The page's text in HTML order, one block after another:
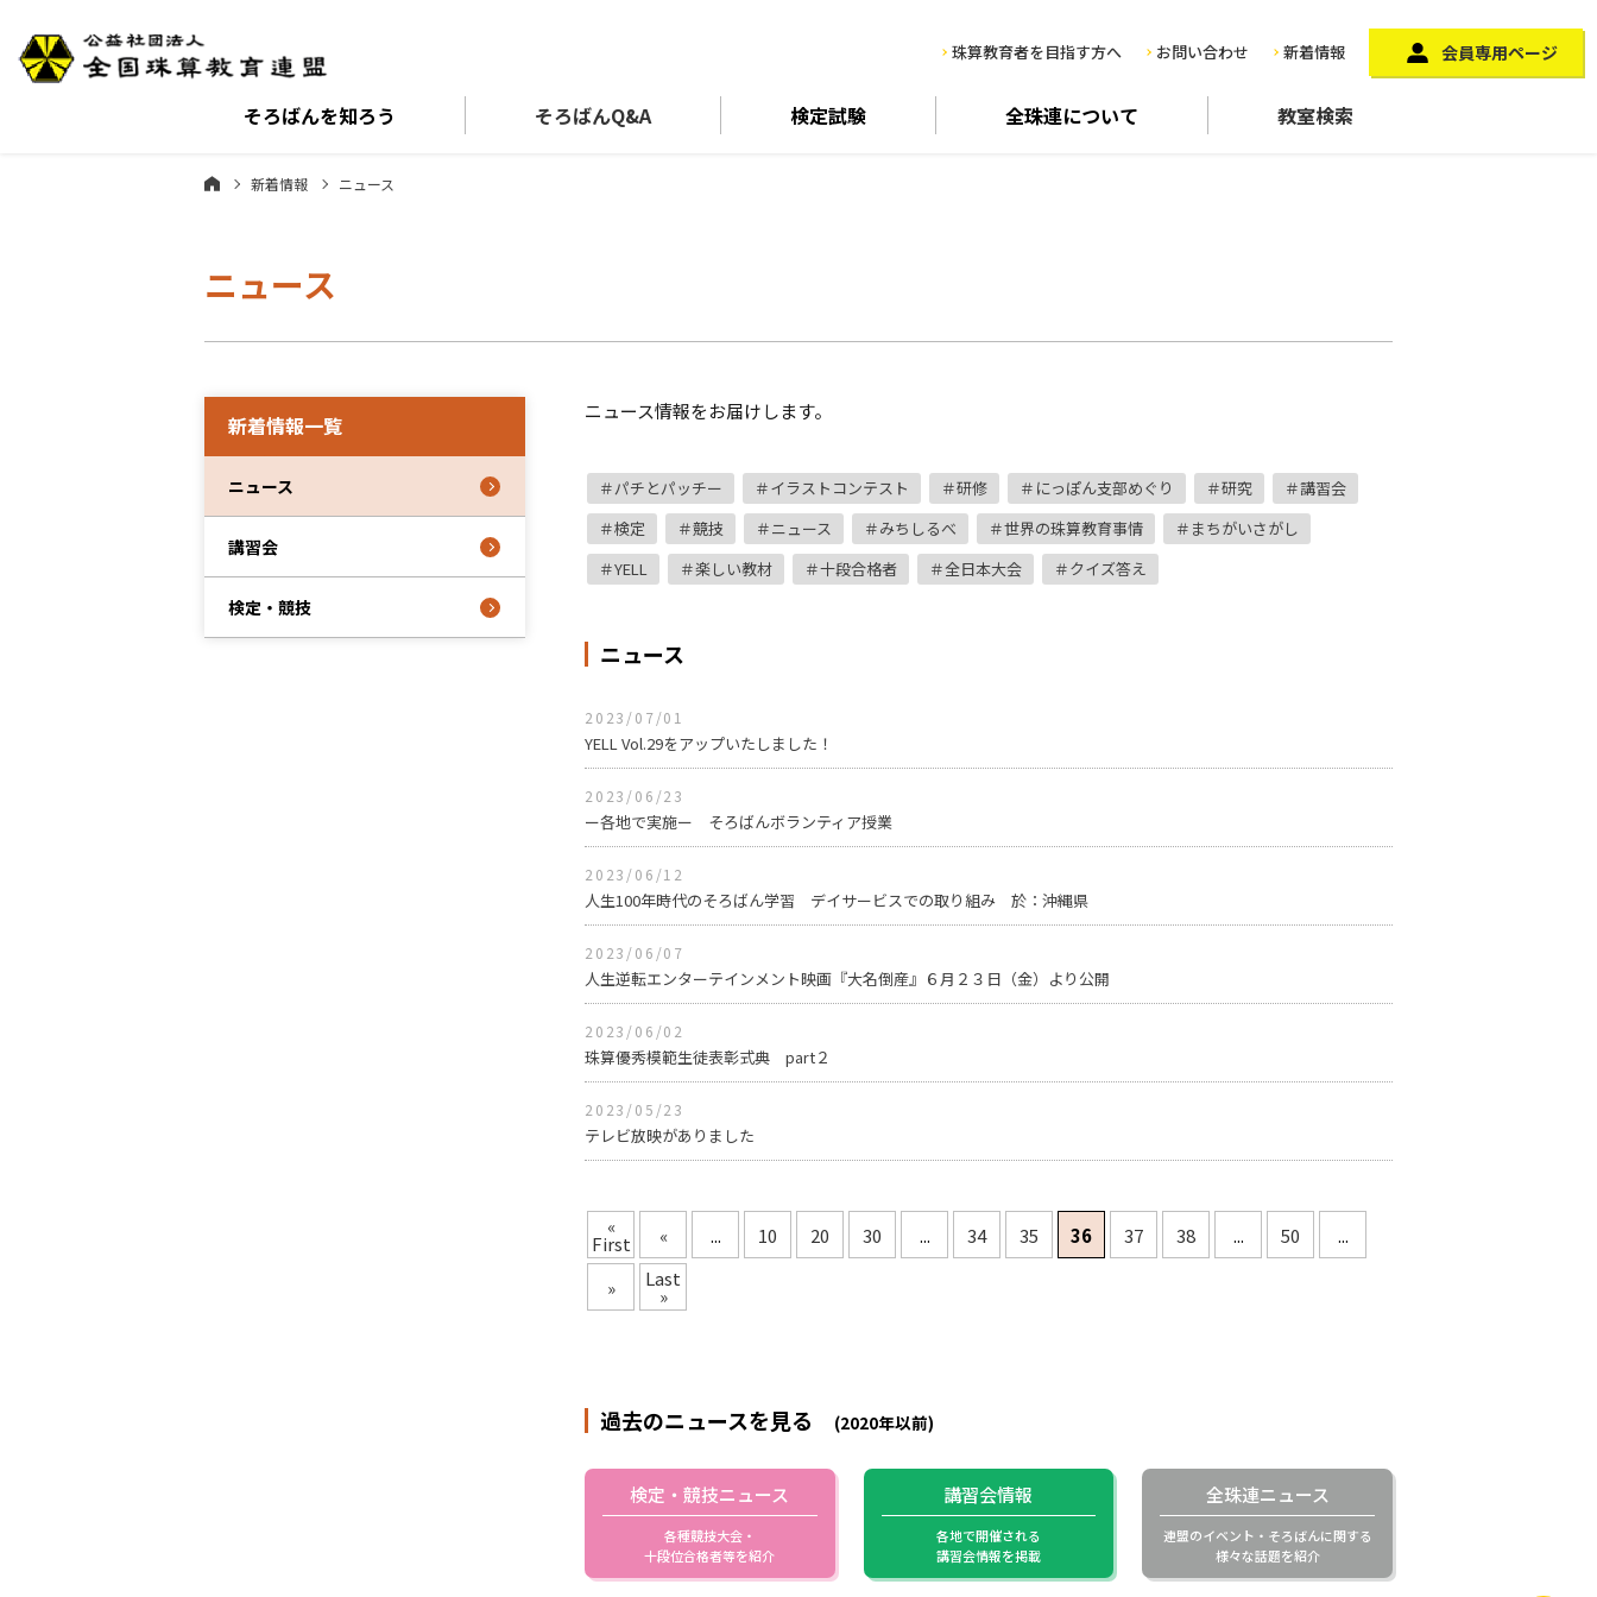
珠算教育者を目指す方へ お問い合わせ 新着情報 会員専用ページ
そろばんを知ろう そろばんQ&A 検定試験 全珠連について 教室検索
新着情報 ニュース
ニュース
ニュース情報をお届けします。
パチとパッチー イラストコンテスト 研修 にっぽん支部めぐり 研究
講習会
検定
競技 ニュース みちしるべ 世界の珠算教育事情
まちがいさがし
YELL
楽しい教材 十段合格者 全日本大会 クイズ答え
ニュース
2023/07/01
YELL Vol.29をアップいたしました！
2023/06/23
ー各地で実施ー そろばんボランティア授業
2023/06/12
人生100年時代のそろばん学習 デイサービスでの取り組み 於：沖縄県
2023/06/07
人生逆転エンターテインメント映画『大名倒産』６月２３日（金）より公開
2023/06/02
珠算優秀模範生徒表彰式典 part２
2023/05/23
テレビ放映がありました
«
First « ... 10 20 30 ... 34 35 36 37 38 ... 50 ...
» Last
»
過去のニュースを見る (2020年以前)
検定・競技ニュース
各種競技大会・
十段位合格者等を紹介
講習会情報
各地で開催される
講習会情報を掲載
全珠連ニュース
連盟のイベント・ そろばんに関する
様々な話題を紹介
新着情報一覧
ニュース
講習会
検定・競技